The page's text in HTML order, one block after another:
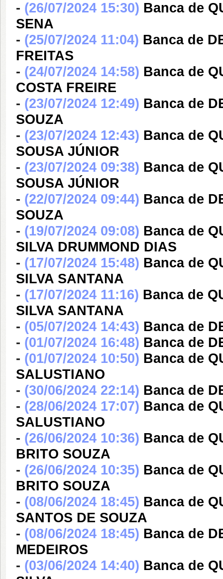
- (26/07/2024 15:30) Banca de
SENA
- (25/07/2024 11:04) Banca de
FREITAS
- (24/07/2024 14:58) Banca de
COSTA FREIRE
- (23/07/2024 12:49) Banca de
SOUZA
- (23/07/2024 12:43) Banca de
SOUSA JÚNIOR
- (23/07/2024 09:38) Banca de
SOUSA JÚNIOR
- (22/07/2024 09:44) Banca de
SOUZA
- (19/07/2024 09:08) Banca de
SILVA DRUMMOND DIAS
- (17/07/2024 15:48) Banca de
SILVA SANTANA
- (17/07/2024 11:16) Banca de
SILVA SANTANA
- (05/07/2024 14:43) Banca de
- (01/07/2024 16:48) Banca de
- (01/07/2024 10:50) Banca de
SALUSTIANO
- (30/06/2024 22:14) Banca de
- (28/06/2024 17:07) Banca de
SALUSTIANO
- (26/06/2024 10:36) Banca de
BRITO SOUZA
- (26/06/2024 10:35) Banca de
BRITO SOUZA
- (08/06/2024 18:45) Banca de
SANTOS DE SOUZA
- (08/06/2024 18:45) Banca de
MEDEIROS
- (03/06/2024 14:40) Banca de